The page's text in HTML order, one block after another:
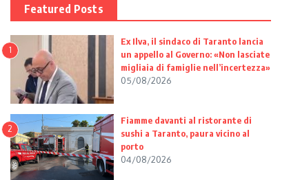
Featured Posts
1
Ex Ilva, il sindaco di Taranto lancia
un appello al Governo: «Non lasciate
migliaia di famiglie nell’incertezza»
05/08/2026
2
Fiamme davanti al ristorante di
sushi a Taranto, paura vicino al
porto
04/08/2026